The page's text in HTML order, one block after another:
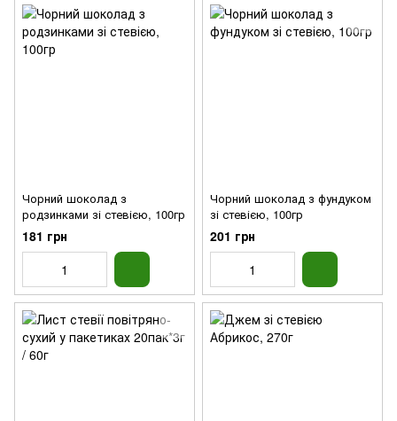
Чорний шоколад з
родзинками зі стевією, 100гр
181 грн
Чорний шоколад з фундуком
зі стевією, 100гр
201 грн